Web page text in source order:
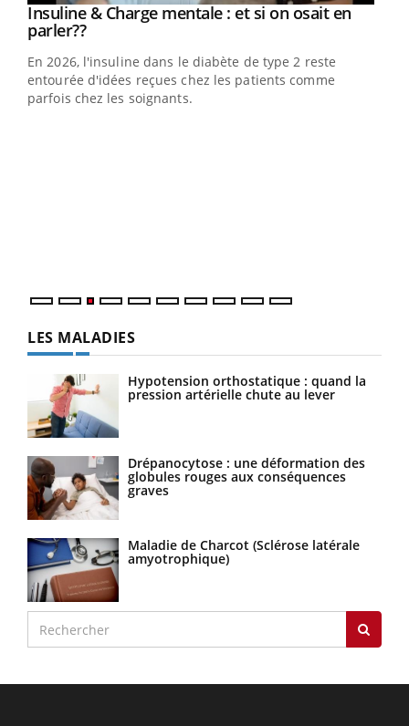
Youtube
Insuline & Charge mentale : et si on osait en
parler??Youtube
En 2026, l'insuline dans le diabète de type 2 reste
entourée d'idées reçues chez les patients comme
parfois chez les soignants.
LES MALADIES
Hypotension orthostatique : quand la
pression artérielle chute au lever
Drépanocytose : une déformation des
globules rouges aux conséquences
graves
Maladie de Charcot (Sclérose latérale
amyotrophique)